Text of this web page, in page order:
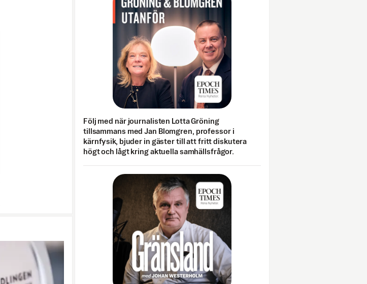
Följ med när journalisten Lotta Gröning
tillsammans med Jan Blomgren, professor i
kärnfysik, bjuder in gäster till att fritt diskutera
högt och lågt kring aktuella samhällsfrågor.